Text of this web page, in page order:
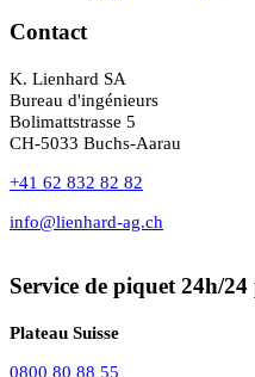
Contact
K. Lienhard SA
Bureau d'ingénieurs
Bolimattstrasse 5
CH-5033 Buchs-Aarau
+41 62 832 82 82
info@lienhard-ag.ch
Service de piquet 24h/
Plateau Suisse
0800 80 88 55